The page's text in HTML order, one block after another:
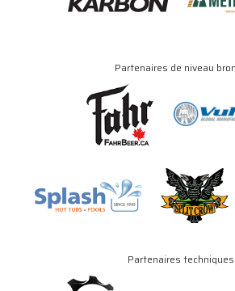
Partenaires de niveau
Partenaires techniques